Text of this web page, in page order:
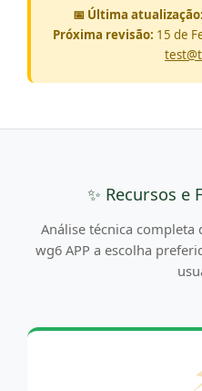
📅 Última atualização:
Próxima revisão: 15 de
✨ Recursos e
Análise técnica completa
wg6 APP a escolha